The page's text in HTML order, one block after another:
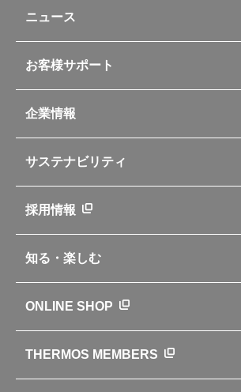
ポット・アイスペール
コーヒーメーカー
ソフトクーラー・バッグ
山専用ボトル
自転車専用ボトル
アパレル小物
業務用製品
新製品一覧
カタログ
フライパンレシピ
シャトルシェフレシピ
スープジャーレシピ
イージースモーカーレシピ
レシピ本のご紹介
ニュース
お客様サポート
交換用部品の購入方法
部品の種類や販売状況を調べる
よくあるご質問・お問い合わせ
企業情報
企業理念
会社概要
ニュース
世界のサーモス
サーモスの歴史
サステナビリティ
採用情報
知る・楽しむ
クラブサーモス
WEBマガジン
お弁当にエールを込めて
ONLINE SHOP
THERMOS MEMBERS